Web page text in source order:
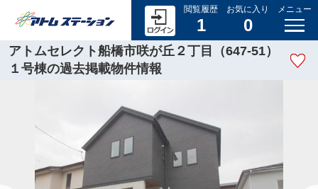
閲覧履歴
1
お気に入り
0
メニュー
アトムセレクト船橋市咲が丘２丁目（647-51）
１号棟の過去掲載物件情報